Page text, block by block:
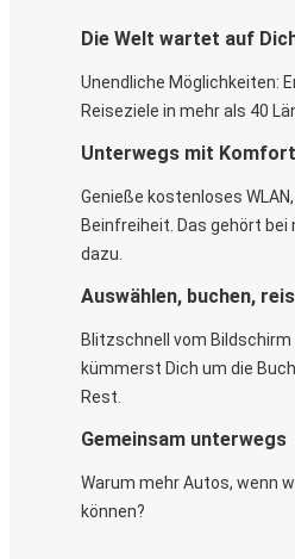
Die Welt wartet auf
Unendliche Möglichkeiten:
Reiseziele in mehr als 40
Unterwegs mit Komfort
Genieße kostenloses
Beinfreiheit. Das gehört
dazu.
Auswählen, buchen,
Blitzschnell vom
kümmerst Dich um die
Rest.
Gemeinsam unterwegs
Warum mehr Autos, wenn
können?